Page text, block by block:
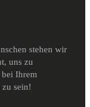
stehen wir
uns zu
Ihrem
sein!